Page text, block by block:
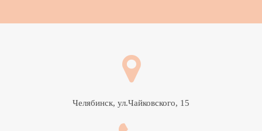
Челябинск, ул.Чайковского, 15